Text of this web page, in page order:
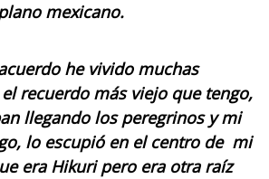
mexicano.
he vivido muchas
recuerdo más viejo que tengo,
llegando los peregrinos y mi
lo escupió en el centro de mi
era Hikuri pero era otra raíz